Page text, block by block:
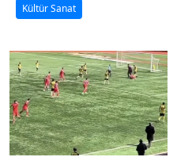
Kültür Sanat